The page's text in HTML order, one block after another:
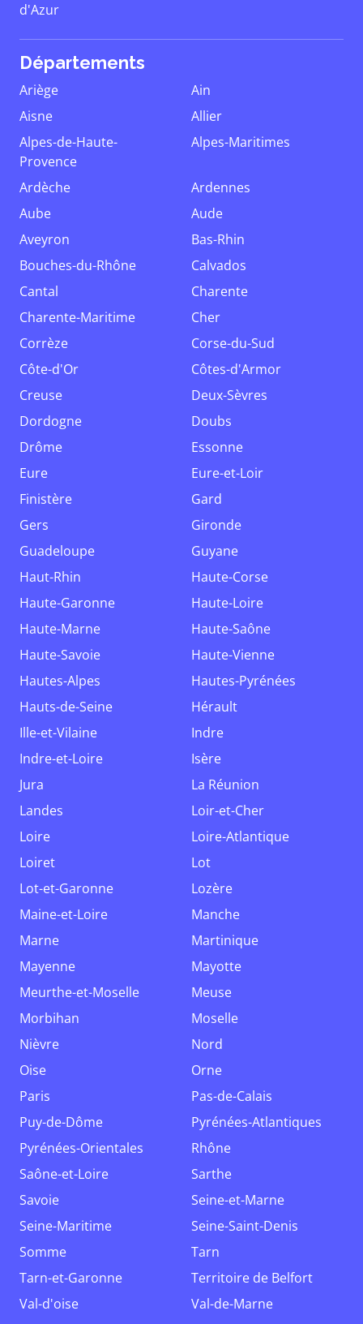
d'Azur
Départements
Ariège
Ain
Aisne
Allier
Alpes-de-Haute-
Provence
Alpes-Maritimes
Ardèche
Ardennes
Aube
Aude
Aveyron
Bas-Rhin
Bouches-du-Rhône
Calvados
Cantal
Charente
Charente-Maritime
Cher
Corrèze
Corse-du-Sud
Côte-d'Or
Côtes-d'Armor
Creuse
Deux-Sèvres
Dordogne
Doubs
Drôme
Essonne
Eure
Eure-et-Loir
Finistère
Gard
Gers
Gironde
Guadeloupe
Guyane
Haut-Rhin
Haute-Corse
Haute-Garonne
Haute-Loire
Haute-Marne
Haute-Saône
Haute-Savoie
Haute-Vienne
Hautes-Alpes
Hautes-Pyrénées
Hauts-de-Seine
Hérault
Ille-et-Vilaine
Indre
Indre-et-Loire
Isère
Jura
La Réunion
Landes
Loir-et-Cher
Loire
Loire-Atlantique
Loiret
Lot
Lot-et-Garonne
Lozère
Maine-et-Loire
Manche
Marne
Martinique
Mayenne
Mayotte
Meurthe-et-Moselle
Meuse
Morbihan
Moselle
Nièvre
Nord
Oise
Orne
Paris
Pas-de-Calais
Puy-de-Dôme
Pyrénées-Atlantiques
Pyrénées-Orientales
Rhône
Saône-et-Loire
Sarthe
Savoie
Seine-et-Marne
Seine-Maritime
Seine-Saint-Denis
Somme
Tarn
Tarn-et-Garonne
Territoire de Belfort
Val-d'oise
Val-de-Marne